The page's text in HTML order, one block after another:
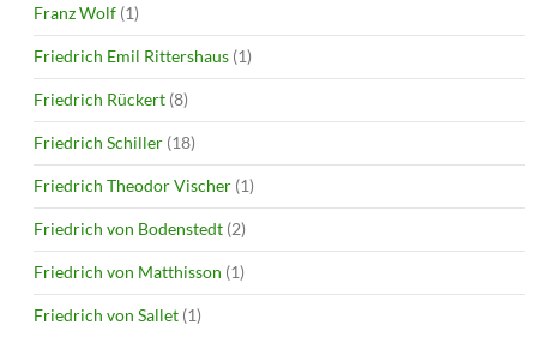
Franz Wolf (1)
Friedrich Emil Rittershaus (1)
Friedrich Rückert (8)
Friedrich Schiller (18)
Friedrich Theodor Vischer (1)
Friedrich von Bodenstedt (2)
Friedrich von Matthisson (1)
Friedrich von Sallet (1)